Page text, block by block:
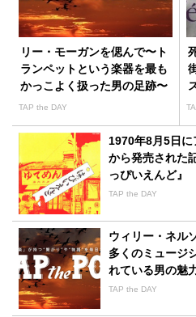
リー・モーガンを偲んで〜ト
ランペットという楽器を最も
かっこよく扱った男の足跡〜
TAP the DAY
1970年8月5日に
から発売された
っぴいえんど』
TAP the DAY
ウィリー・ネル
多くのミュージ
れている男の魅
TAP the DAY